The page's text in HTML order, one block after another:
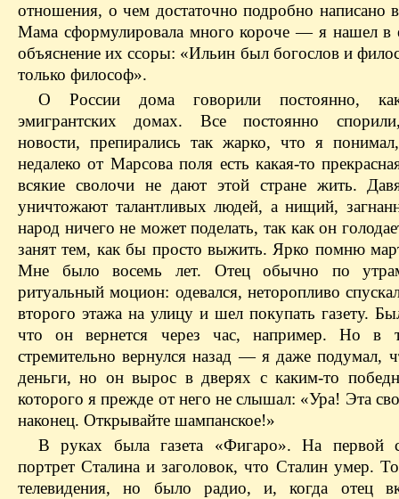
отношения, о чем достаточно подробно написано
Мама сформулировала много короче — я нашел в
объяснение их ссоры: «Ильин был богослов и
только философ».
О России дома говорили постоянно,
эмигрантских домах. Все постоянно
новости, препирались так жарко, что я
недалеко от Марсова поля есть какая-то
всякие сволочи не дают этой стране жить.
уничтожают талантливых людей, а нищий,
народ ничего не может поделать, так как он
занят тем, как бы просто выжить. Ярко помню
Мне было восемь лет. Отец обычно по
ритуальный моцион: одевался, неторопливо
второго этажа на улицу и шел покупать газету.
что он вернется через час, например. Но в
стремительно вернулся назад — я даже подумал,
деньги, но он вырос в дверях с каким-то
которого я прежде от него не слышал: «Ура! Эта
наконец. Открывайте шампанское!»
В руках была газета «Фигаро». На первой
портрет Сталина и заголовок, что Сталин умер.
телевидения, но было радио, и, когда отец